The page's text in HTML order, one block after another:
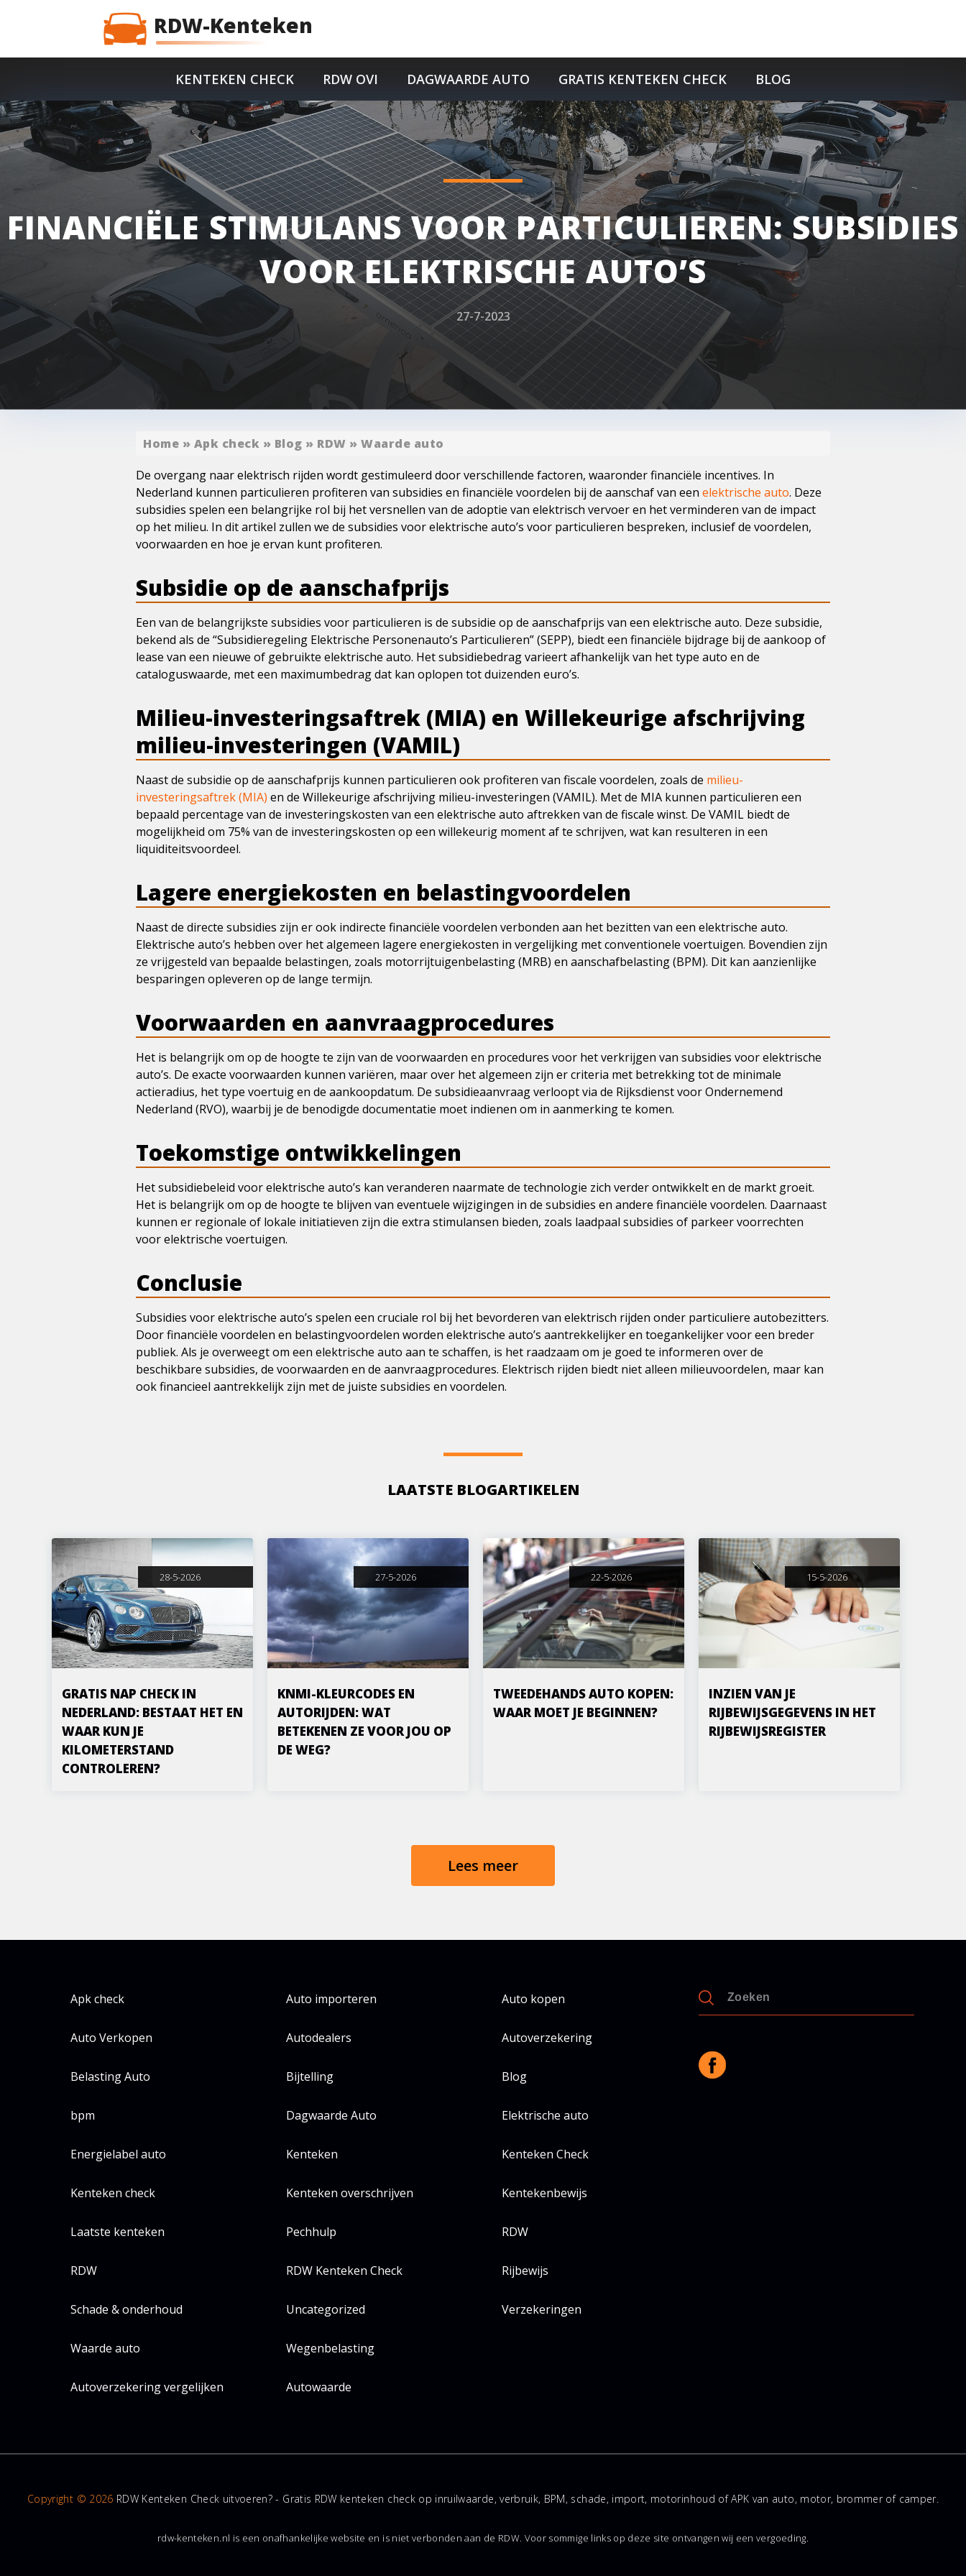
RDW-Kenteken
KENTEKEN CHECK RDW OVI DAGWAARDE AUTO GRATIS KENTEKEN CHECK BLOG
FINANCIËLE STIMULANS VOOR PARTICULIEREN: SUBSIDIES
VOOR ELEKTRISCHE AUTO’S
27-7-2023
Home » Apk check » Blog » RDW » Waarde auto
De overgang naar elektrisch rijden wordt gestimuleerd door verschillende factoren, waaronder financiële incentives. In
Nederland kunnen particulieren profiteren van subsidies en financiële voordelen bij de aanschaf van een elektrische auto. Deze
subsidies spelen een belangrijke rol bij het versnellen van de adoptie van elektrisch vervoer en het verminderen van de impact
op het milieu. In dit artikel zullen we de subsidies voor elektrische auto’s voor particulieren bespreken, inclusief de voordelen,
voorwaarden en hoe je ervan kunt profiteren.
Subsidie op de aanschafprijs
Een van de belangrijkste subsidies voor particulieren is de subsidie op de aanschafprijs van een elektrische auto. Deze subsidie,
bekend als de “Subsidieregeling Elektrische Personenauto’s Particulieren” (SEPP), biedt een financiële bijdrage bij de aankoop of
lease van een nieuwe of gebruikte elektrische auto. Het subsidiebedrag varieert afhankelijk van het type auto en de
cataloguswaarde, met een maximumbedrag dat kan oplopen tot duizenden euro’s.
Milieu-investeringsaftrek (MIA) en Willekeurige afschrijving
milieu-investeringen (VAMIL)
Naast de subsidie op de aanschafprijs kunnen particulieren ook profiteren van fiscale voordelen, zoals de milieu-
investeringsaftrek (MIA) en de Willekeurige afschrijving milieu-investeringen (VAMIL). Met de MIA kunnen particulieren een
bepaald percentage van de investeringskosten van een elektrische auto aftrekken van de fiscale winst. De VAMIL biedt de
mogelijkheid om 75% van de investeringskosten op een willekeurig moment af te schrijven, wat kan resulteren in een
liquiditeitsvoordeel.
Lagere energiekosten en belastingvoordelen
Naast de directe subsidies zijn er ook indirecte financiële voordelen verbonden aan het bezitten van een elektrische auto.
Elektrische auto’s hebben over het algemeen lagere energiekosten in vergelijking met conventionele voertuigen. Bovendien zijn
ze vrijgesteld van bepaalde belastingen, zoals motorrijtuigenbelasting (MRB) en aanschafbelasting (BPM). Dit kan aanzienlijke
besparingen opleveren op de lange termijn.
Voorwaarden en aanvraagprocedures
Het is belangrijk om op de hoogte te zijn van de voorwaarden en procedures voor het verkrijgen van subsidies voor elektrische
auto’s. De exacte voorwaarden kunnen variëren, maar over het algemeen zijn er criteria met betrekking tot de minimale
actieradius, het type voertuig en de aankoopdatum. De subsidieaanvraag verloopt via de Rijksdienst voor Ondernemend
Nederland (RVO), waarbij je de benodigde documentatie moet indienen om in aanmerking te komen.
Toekomstige ontwikkelingen
Het subsidiebeleid voor elektrische auto’s kan veranderen naarmate de technologie zich verder ontwikkelt en de markt groeit.
Het is belangrijk om op de hoogte te blijven van eventuele wijzigingen in de subsidies en andere financiële voordelen. Daarnaast
kunnen er regionale of lokale initiatieven zijn die extra stimulansen bieden, zoals laadpaal subsidies of parkeer voorrechten
voor elektrische voertuigen.
Conclusie
Subsidies voor elektrische auto’s spelen een cruciale rol bij het bevorderen van elektrisch rijden onder particuliere autobezitters.
Door financiële voordelen en belastingvoordelen worden elektrische auto’s aantrekkelijker en toegankelijker voor een breder
publiek. Als je overweegt om een elektrische auto aan te schaffen, is het raadzaam om je goed te informeren over de
beschikbare subsidies, de voorwaarden en de aanvraagprocedures. Elektrisch rijden biedt niet alleen milieuvoordelen, maar kan
ook financieel aantrekkelijk zijn met de juiste subsidies en voordelen.
LAATSTE BLOGARTIKELEN
28-5-2026
GRATIS NAP CHECK IN
NEDERLAND: BESTAAT HET EN
WAAR KUN JE
KILOMETERSTAND
CONTROLEREN?
27-5-2026
KNMI-KLEURCODES EN
AUTORIJDEN: WAT
BETEKENEN ZE VOOR JOU OP
DE WEG?
22-5-2026
TWEEDEHANDS AUTO KOPEN:
WAAR MOET JE BEGINNEN?
15-5-2026
INZIEN VAN JE
RIJBEWIJSGEGEVENS IN HET
RIJBEWIJSREGISTER
Lees meer
Apk check Auto importeren Auto kopen
Auto Verkopen Autodealers Autoverzekering
Belasting Auto Bijtelling Blog
bpm Dagwaarde Auto Elektrische auto
Energielabel auto Kenteken Kenteken Check
Kenteken check Kenteken overschrijven Kentekenbewijs
Laatste kenteken Pechhulp RDW
RDW RDW Kenteken Check Rijbewijs
Schade & onderhoud Uncategorized Verzekeringen
Waarde auto Wegenbelasting
Autoverzekering vergelijken Autowaarde
Copyright © 2026 RDW Kenteken Check uitvoeren? - Gratis RDW kenteken check op inruilwaarde, verbruik, BPM, schade, import, motorinhoud of APK van auto, motor, brommer of camper.
rdw-kenteken.nl is een onafhankelijke website en is niet verbonden aan de RDW. Voor sommige links op deze site ontvangen wij een vergoeding.